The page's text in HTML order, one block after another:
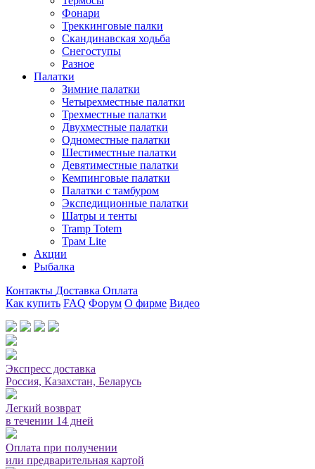
Фонари
Треккинговые палки
Скандинавская ходьба
Снегоступы
Разное
Палатки
Зимние палатки
Четырехместные палатки
Трехместные палатки
Двухместные палатки
Одноместные палатки
Шестиместные палатки
Девятиместные палатки
Кемпинговые палатки
Палатки с тамбуром
Экспедиционные палатки
Шатры и тенты
Tramp Totem
Трам Lite
Акции
Рыбалка
Контакты Доставка Оплата
Как купить FAQ Форум О фирме Видео
Экспресс доставка
Россия, Казахстан, Беларусь
Легкий возврат
в течении 14 дней
Оплата при получении
или предварительная картой